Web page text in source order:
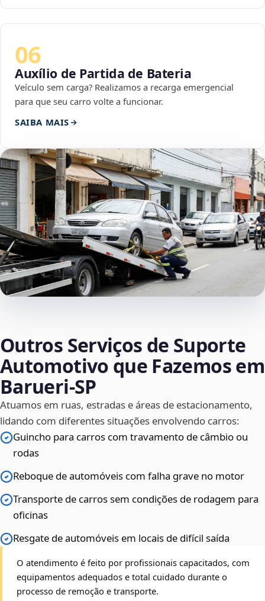
06
Auxílio de Partida de Bateria
Veículo sem carga? Realizamos a recarga emergencial
para que seu carro volte a funcionar.
SAIBA MAIS
Outros Serviços de Suporte
Automotivo que Fazemos em
Barueri‑SP
Atuamos em ruas, estradas e áreas de estacionamento,
lidando com diferentes situações envolvendo carros:
Guincho para carros com travamento de câmbio ou
rodas
Reboque de automóveis com falha grave no motor
Transporte de carros sem condições de rodagem para
oficinas
Resgate de automóveis em locais de difícil saída
O atendimento é feito por profissionais capacitados, com
equipamentos adequados e total cuidado durante o
processo de remoção e transporte.